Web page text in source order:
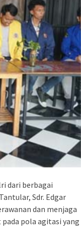
dari berbagai
Sdr. Edgar
dan menjaga
pola agitasi yang